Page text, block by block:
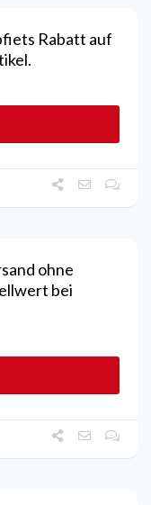
Rabatt auf
ohne
bei